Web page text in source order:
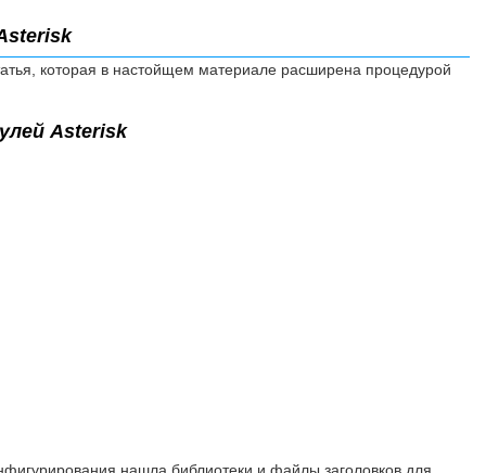
которая в настойщем материале расширена процедурой
Asterisk